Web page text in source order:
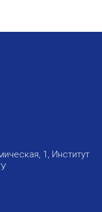
1, Институт